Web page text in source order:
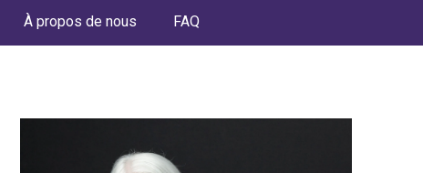
À propos de nous FAQ